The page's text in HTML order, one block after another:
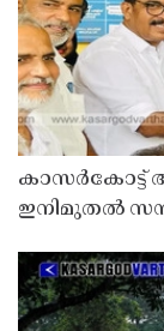
കാസർകോട്ട്
ഇനിമുതൽ